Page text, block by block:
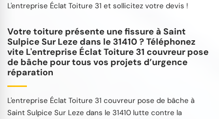
L'entreprise Éclat Toiture 31 et sollicitez votre devis !
Votre toiture présente une fissure à Saint
Sulpice Sur Leze dans le 31410 ? Téléphonez
vite L'entreprise Éclat Toiture 31 couvreur pose
de bâche pour tous vos projets d’urgence
réparation
L'entreprise Éclat Toiture 31 couvreur pose de bâche à
Saint Sulpice Sur Leze dans le 31410 lutte contre la